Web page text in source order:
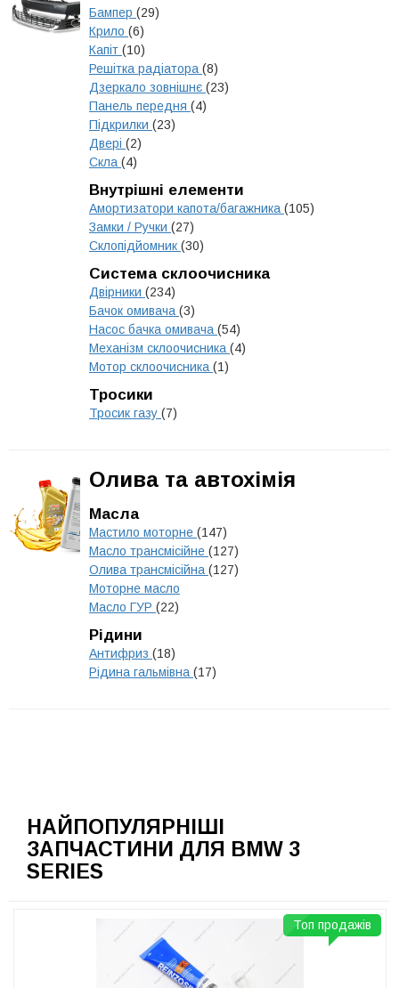
Бампер (29)
Крило (6)
Капіт (10)
Решітка радіатора (8)
Дзеркало зовнішнє (23)
Панель передня (4)
Підкрилки (23)
Двері (2)
Скла (4)
Внутрішні елементи
Амортизатори капота/багажника (105)
Замки / Ручки (27)
Склопідйомник (30)
Система склоочисника
Двірники (234)
Бачок омивача (3)
Насос бачка омивача (54)
Механізм склоочисника (4)
Мотор склоочисника (1)
Тросики
Тросик газу (7)
Олива та автохімія
Масла
Мастило моторне (147)
Масло трансмісійне (127)
Олива трансмісійна (127)
Моторне масло
Масло ГУР (22)
Рідини
Антифриз (18)
Рідина гальмівна (17)
НАЙПОПУЛЯРНІШІ
ЗАПЧАСТИНИ ДЛЯ BMW 3
SERIES
Топ продажів